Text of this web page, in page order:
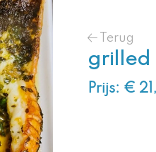
Terug
grilled
Prijs: €